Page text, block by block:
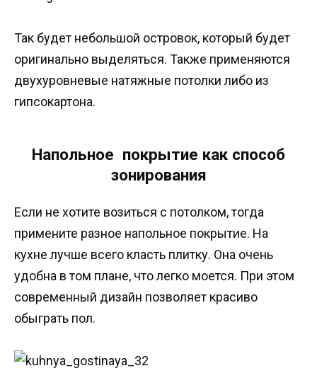
Так будет небольшой островок, который будет
оригинально выделяться. Также применяются
двухуровневые натяжные потолки либо из
гипсокартона.
Напольное покрытие как способ
зонирования
Если не хотите возиться с потолком, тогда
примените разное напольное покрытие. На
кухне лучше всего класть плитку. Она очень
удобна в том плане, что легко моется. При этом
современный дизайн позволяет красиво
обыграть пол.